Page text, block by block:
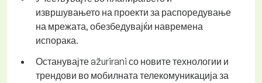
извршувањето на проекти за распоредување
на мрежата, обезбедувајќи навремена
испорака.
Останувајте ažurirani со новите технологии и
трендови во мобилната телекомуникација за